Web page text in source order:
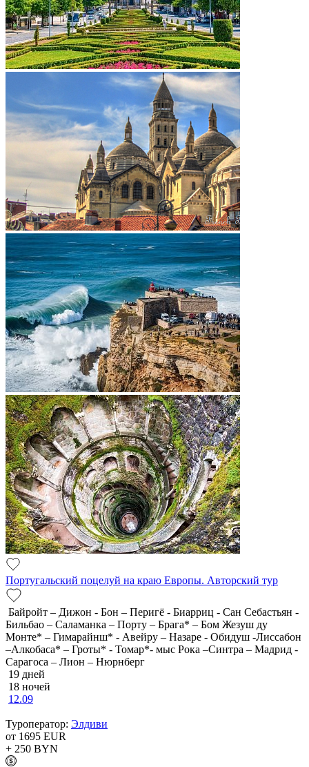
Португальский поцелуй на краю Европы. Авторский тур
Байройт – Дижон - Бон – Перигё - Биарриц - Сан Себастьян -
Бильбао – Саламанка – Порту – Брага* – Бом Жезуш ду
Монте* – Гимарайнш* - Авейру – Назаре - Обидуш -Лиссабон
–Алкобаса* – Гроты* - Томар*- мыс Рока –Синтра – Мадрид -
Сарагоса – Лион – Нюрнберг
19 дней
18 ночей
12.09
Туроператор: Элдиви
от 1695 EUR
+ 250 BYN